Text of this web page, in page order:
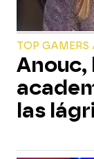
TOP GAMERS
Anouc,
las